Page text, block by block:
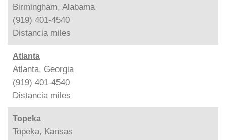
Birmingham, Alabama
(919) 401-4540
Distancia miles
Atlanta
Atlanta, Georgia
(919) 401-4540
Distancia miles
Topeka
Topeka, Kansas